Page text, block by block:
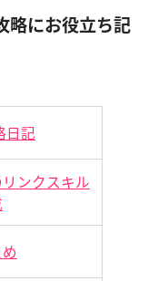
略にお役立ち記
日記
ンクスキル